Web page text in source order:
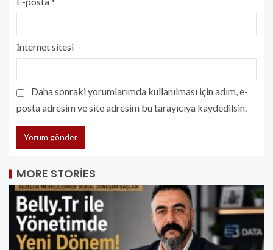
İnternet sitesi
Daha sonraki yorumlarımda kullanılması için adım, e-
posta adresim ve site adresim bu tarayıcıya kaydedilsin.
MORE STORIES